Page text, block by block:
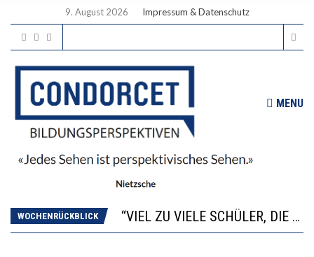
9. August 2026 Impressum & Datenschutz
MENU
WOCHENRÜCKBLICK
DIE GANZE HILFLOSIGKEIT DES BILDUNGSBÜRGERTUMS
WORAUS WÄCHST, WAS KINDER TRÄGT